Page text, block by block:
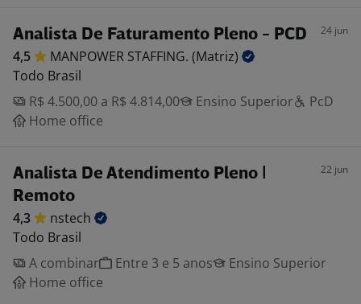
Analista De Faturamento Pleno - PCD 24 jun
4,5 MANPOWER STAFFING. (Matriz)
Todo Brasil
R$ 4.500,00 a R$ 4.814,00
Ensino Superior
PcD
Home office
Analista De Atendimento Pleno |
Remoto
22 jun
4,3
nstech
Todo Brasil
A combinar
Entre 3 e 5 anos
Ensino Superior
Home office